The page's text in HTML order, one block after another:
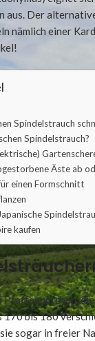
aus. Der
nämlich einer
Spindelstrauch
Spindelstrauch?
Äste ab
einen Formschnitt
kaufen
bis 180
sogar in freier